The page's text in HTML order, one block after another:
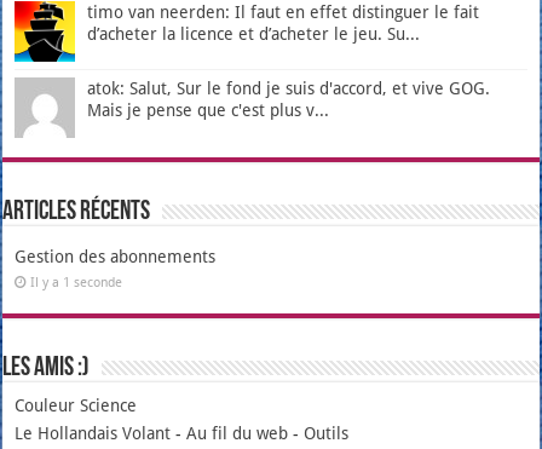
timo van neerden: Il faut en effet distinguer le fait
d’acheter la licence et d’acheter le jeu. Su...
atok: Salut, Sur le fond je suis d'accord, et vive GOG.
Mais je pense que c'est plus v...
Articles récents
Gestion des abonnements
Il y a 1 seconde
Les amis :)
Couleur Science
Le Hollandais Volant -Au fil du web - Outils